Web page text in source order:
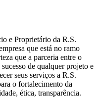
e Proprietário da R.S.
que está no ramo
que a parceria entre o
de qualquer projeto e
seus serviços a R.S.
o fortalecimento da
ética, transparência.